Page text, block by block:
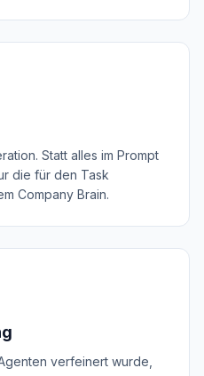
Statt alles im Prompt
die für den Task
Company Brain.
verfeinert wurde,